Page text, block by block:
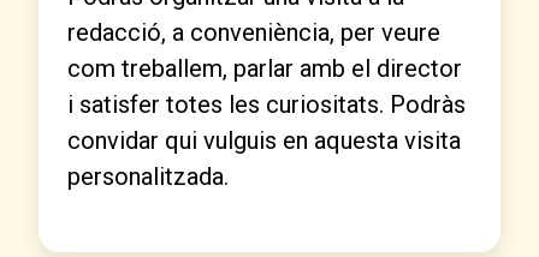
redacció, a conveniència, per veure
com treballem, parlar amb el director
i satisfer totes les curiositats. Podràs
convidar qui vulguis en aquesta visita
personalitzada.